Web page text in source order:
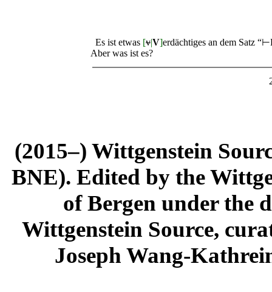
Es ist etwas [v|V]erdächtiges an dem Satz “
Aber was ist es?
(2015–) Wittgenstein
BNE). Edited by the
of Bergen under the
Wittgenstein Source,
Joseph Wang-